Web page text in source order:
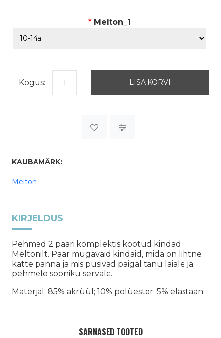
* Melton_1
Kogus:
KAUBAMÄRK:
Melton
KIRJELDUS
Pehmed 2 paari komplektis kootud kindad
Meltonilt. Paar mugavaid kindaid, mida on lihtne
kätte panna ja mis püsivad paigal tänu laiale ja
pehmele sooniku servale.
Materjal: 85% akrüül; 10% polüester; 5% elastaan
SARNASED TOOTED